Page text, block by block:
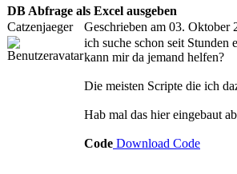
DB Abfrage als Excel ausgeben
Catzenjaeger
Geschrieben am 03. Oktober
ich suche schon seit
kann mir da jemand helfen?
Die meisten Scripte die ich
Hab mal das hier eingebaut
Code Download Code